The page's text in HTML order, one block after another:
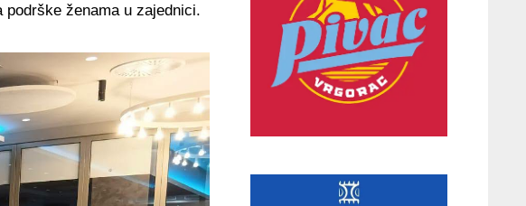
ženama u zajednici.